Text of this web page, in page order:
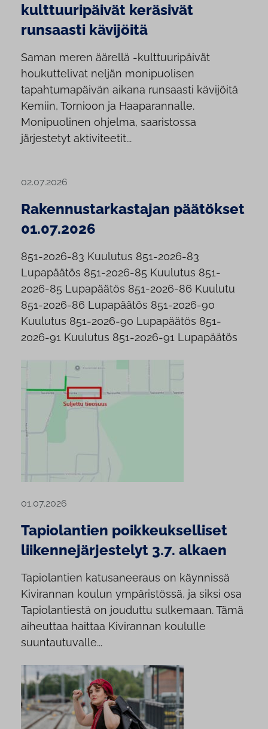
kulttuuripäivät keräsivät
runsaasti kävijöitä
Saman meren äärellä -kulttuuripäivät
houkuttelivat neljän monipuolisen
tapahtumapäivän aikana runsaasti kävijöitä
Kemiin, Tornioon ja Haaparannalle.
Monipuolinen ohjelma, saaristossa
järjestetyt aktiviteetit...
02.07.2026
Rakennustarkastajan päätökset
01.07.2026
851-2026-83 Kuulutus 851-2026-83
Lupapäätös 851-2026-85 Kuulutus 851-
2026-85 Lupapäätös 851-2026-86 Kuulutu
851-2026-86 Lupapäätös 851-2026-90
Kuulutus 851-2026-90 Lupapäätös 851-
2026-91 Kuulutus 851-2026-91 Lupapäätös
01.07.2026
Tapiolantien poikkeukselliset
liikennejärjestelyt 3.7. alkaen
Tapiolantien katusaneeraus on käynnissä
Kivirannan koulun ympäristössä, ja siksi osa
Tapiolantiestä on jouduttu sulkemaan. Tämä
aiheuttaa haittaa Kivirannan koululle
suuntautuvalle...